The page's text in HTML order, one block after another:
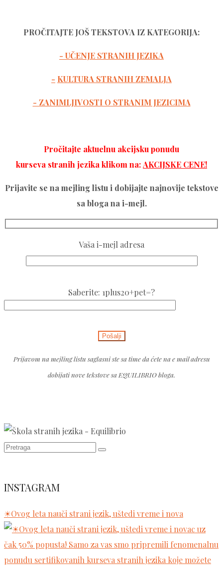
PROČITAJTE JOŠ TEKSTOVA IZ KATEGORIJA:
- UČENJE STRANIH JEZIKA
- KULTURA STRANIH ZEMALJA
- ZANIMLJIVOSTI O STRANIM JEZICIMA
Pročitajte aktuelnu akcijsku ponudu
kurseva stranih jezika klikom na:AKCIJSKE CENE!
Prijavite se na mejling listu i dobijajte najnovije tekstove
sa bloga na i-mejl.
Vaša i-mejl adresa
leave
Saberite: 1plus20+pet=?
thisPrijavom na mejling listu saglasni ste sa time da ćete na e mail adresu
dobijati nove tekstove sa EQUILIBRIO bloga.
INSTAGRAM
☀Ovog leta nauči strani jezik, uštedi vreme i nova